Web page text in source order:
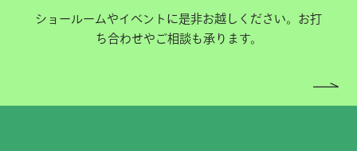
ショールームやイベントに是非お越しください。お打
ち合わせやご相談も承ります。